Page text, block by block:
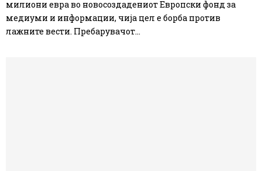
милиони евра во новосоздадениот Европски фонд за
медиуми и информации, чија цел е борба против
лажните вести. Пребарувачот...